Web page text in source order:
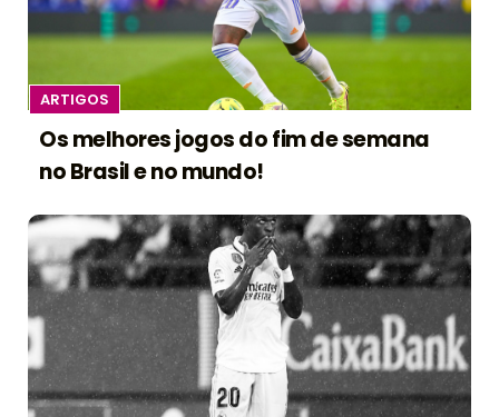
ARTIGOS
Os melhores jogos do fim de semana
no Brasil e no mundo!